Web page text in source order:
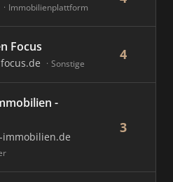
Immobilienplattform
Focus
Sonstige
4
-
3